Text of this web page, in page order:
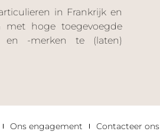
in Frankrijk en
met hoge toegevoegde
en -merken te (laten)
Ons engagement Contacteer ons